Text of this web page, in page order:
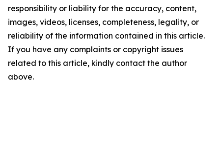
responsibility or liability for the accuracy, content,
images, videos, licenses, completeness, legality, or
reliability of the information contained in this article.
If you have any complaints or copyright issues
related to this article, kindly contact the author
above.